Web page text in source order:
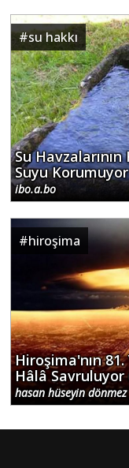
#su hakkı
Su
Suyu Korumuyor
ibo.a.bo
#hiroşima
Hiroşima'nın
Hâlâ Savruluyor
hasan hüseyin dönmez